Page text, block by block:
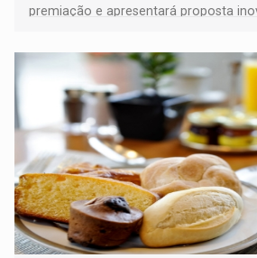
premiação e apresentará proposta